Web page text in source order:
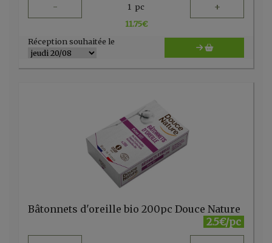
- 1 pc +
11.75€
Réception souhaitée le
Bâtonnets d'oreille bio 200pc Douce Nature
2.5€/pc